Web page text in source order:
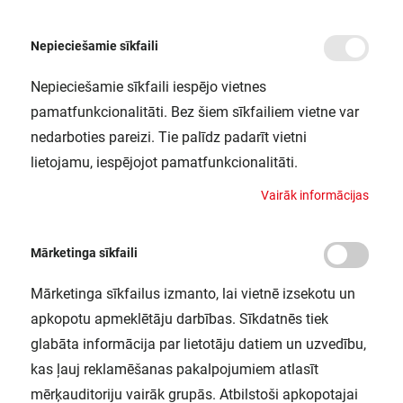
Sākums/Blogs/Terra AC uzlādes stacija
Terra AC uzlādes stacija
Nepieciešamie sīkfaili
Nepieciešamie sīkfaili iespējo vietnes
pamatfunkcionalitāti. Bez šiem sīkfailiem vietne var
nedarboties pareizi. Tie palīdz padarīt vietni
lietojamu, iespējojot pamatfunkcionalitāti.
Vairāk informācijas
Mārketinga sīkfaili
Mārketinga sīkfailus izmanto, lai vietnē izsekotu un
apkopotu apmeklētāju darbības. Sīkdatnēs tiek
glabāta informācija par lietotāju datiem un uzvedību,
kas ļauj reklamēšanas pakalpojumiem atlasīt
mērķauditoriju vairāk grupās. Atbilstoši apkopotajai